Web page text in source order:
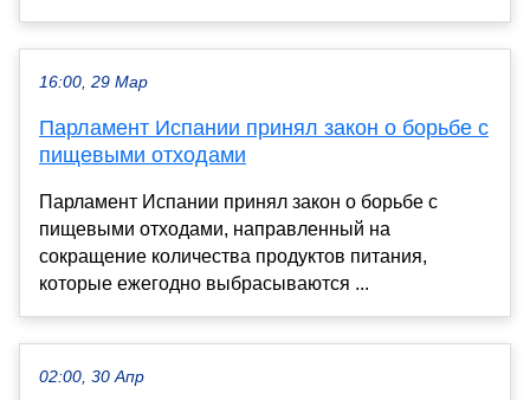
16:00, 29 Мар
Парламент Испании принял закон о борьбе с
пищевыми отходами
Парламент Испании принял закон о борьбе с
пищевыми отходами, направленный на
сокращение количества продуктов питания,
которые ежегодно выбрасываются ...
02:00, 30 Апр